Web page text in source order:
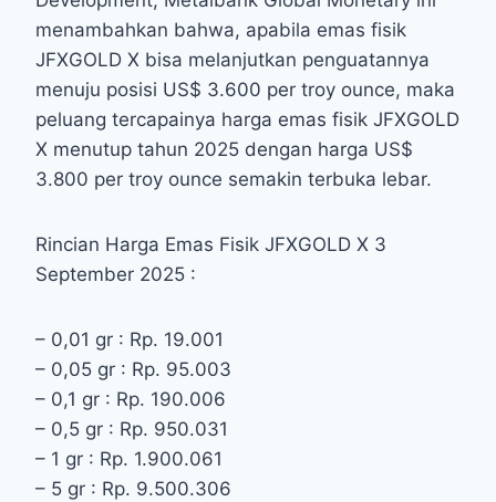
menambahkan bahwa, apabila emas fisik
JFXGOLD X bisa melanjutkan penguatannya
menuju posisi US$ 3.600 per troy ounce, maka
peluang tercapainya harga emas fisik JFXGOLD
X menutup tahun 2025 dengan harga US$
3.800 per troy ounce semakin terbuka lebar.
Rincian Harga Emas Fisik JFXGOLD X 3
September 2025 :
– 0,01 gr : Rp. 19.001
– 0,05 gr : Rp. 95.003
– 0,1 gr : Rp. 190.006
– 0,5 gr : Rp. 950.031
– 1 gr : Rp. 1.900.061
– 5 gr : Rp. 9.500.306